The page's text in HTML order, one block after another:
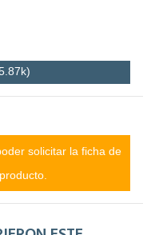
solicitar la ficha de